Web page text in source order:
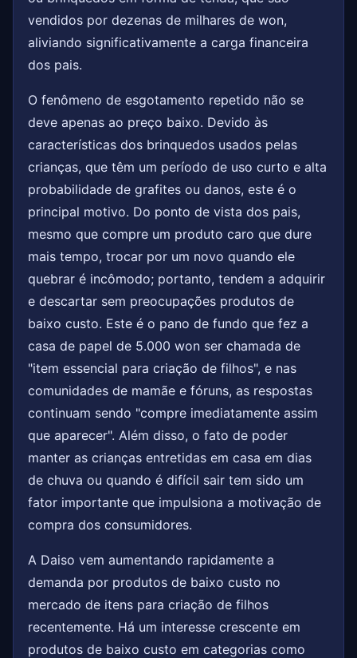
vendidos por dezenas de milhares de won,
aliviando significativamente a carga financeira
dos pais.
O fenômeno de esgotamento repetido não se
deve apenas ao preço baixo. Devido às
características dos brinquedos usados pelas
crianças, que têm um período de uso curto e alta
probabilidade de grafites ou danos, este é o
principal motivo. Do ponto de vista dos pais,
mesmo que compre um produto caro que dure
mais tempo, trocar por um novo quando ele
quebrar é incômodo; portanto, tendem a adquirir
e descartar sem preocupações produtos de
baixo custo. Este é o pano de fundo que fez a
casa de papel de 5.000 won ser chamada de
"item essencial para criação de filhos", e nas
comunidades de mamãe e fóruns, as respostas
continuam sendo "compre imediatamente assim
que aparecer". Além disso, o fato de poder
manter as crianças entretidas em casa em dias
de chuva ou quando é difícil sair tem sido um
fator importante que impulsiona a motivação de
compra dos consumidores.
A Daiso vem aumentando rapidamente a
demanda por produtos de baixo custo no
mercado de itens para criação de filhos
recentemente. Há um interesse crescente em
produtos de baixo custo em categorias como